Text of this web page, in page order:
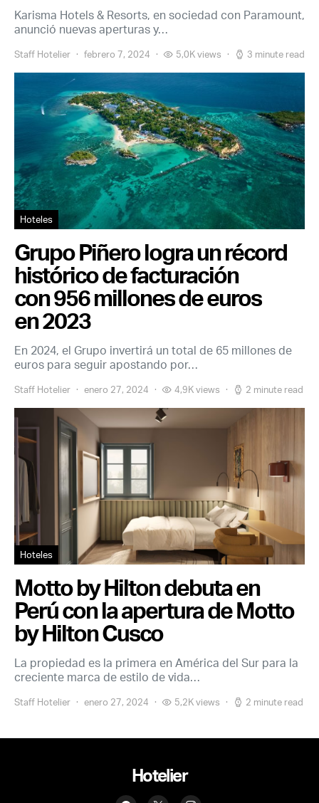
Karisma Hotels & Resorts, en sociedad con Paramount,
anunció nuevas aperturas y…
Staff Hotelier febrero 7, 2024 5,0K views 3 minute read
Hoteles
Grupo Piñero logra un récord
histórico de facturación
con 956 millones de euros
en 2023
En 2024, el Grupo invertirá un total de 65 millones de
euros para seguir apostando por…
Staff Hotelier enero 27, 2024 4,9K views 2 minute read
Hoteles
Motto by Hilton debuta en
Perú con la apertura de Motto
by Hilton Cusco
La propiedad es la primera en América del Sur para la
creciente marca de estilo de vida…
Staff Hotelier enero 27, 2024 5,2K views 2 minute read
Hotelier